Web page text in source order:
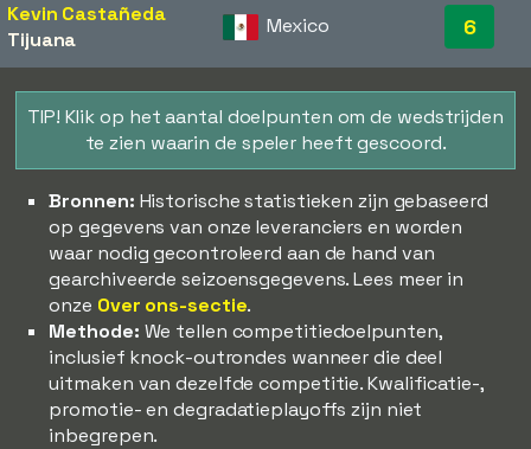
Kevin Castañeda
Tijuana
Mexico 6
TIP! Klik op het aantal doelpunten om de wedstrijden
te zien waarin de speler heeft gescoord.
Bronnen: Historische statistieken zijn gebaseerd
op gegevens van onze leveranciers en worden
waar nodig gecontroleerd aan de hand van
gearchiveerde seizoensgegevens. Lees meer in
onze Over ons-sectie.
Methode: We tellen competitiedoelpunten,
inclusief knock-outrondes wanneer die deel
uitmaken van dezelfde competitie. Kwalificatie-,
promotie- en degradatieplayoffs zijn niet
inbegrepen.